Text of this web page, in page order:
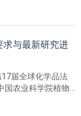
技术价值。
求与最新研究进
届全球化学品法
国农业科学院植物
验要求与技术研究
。